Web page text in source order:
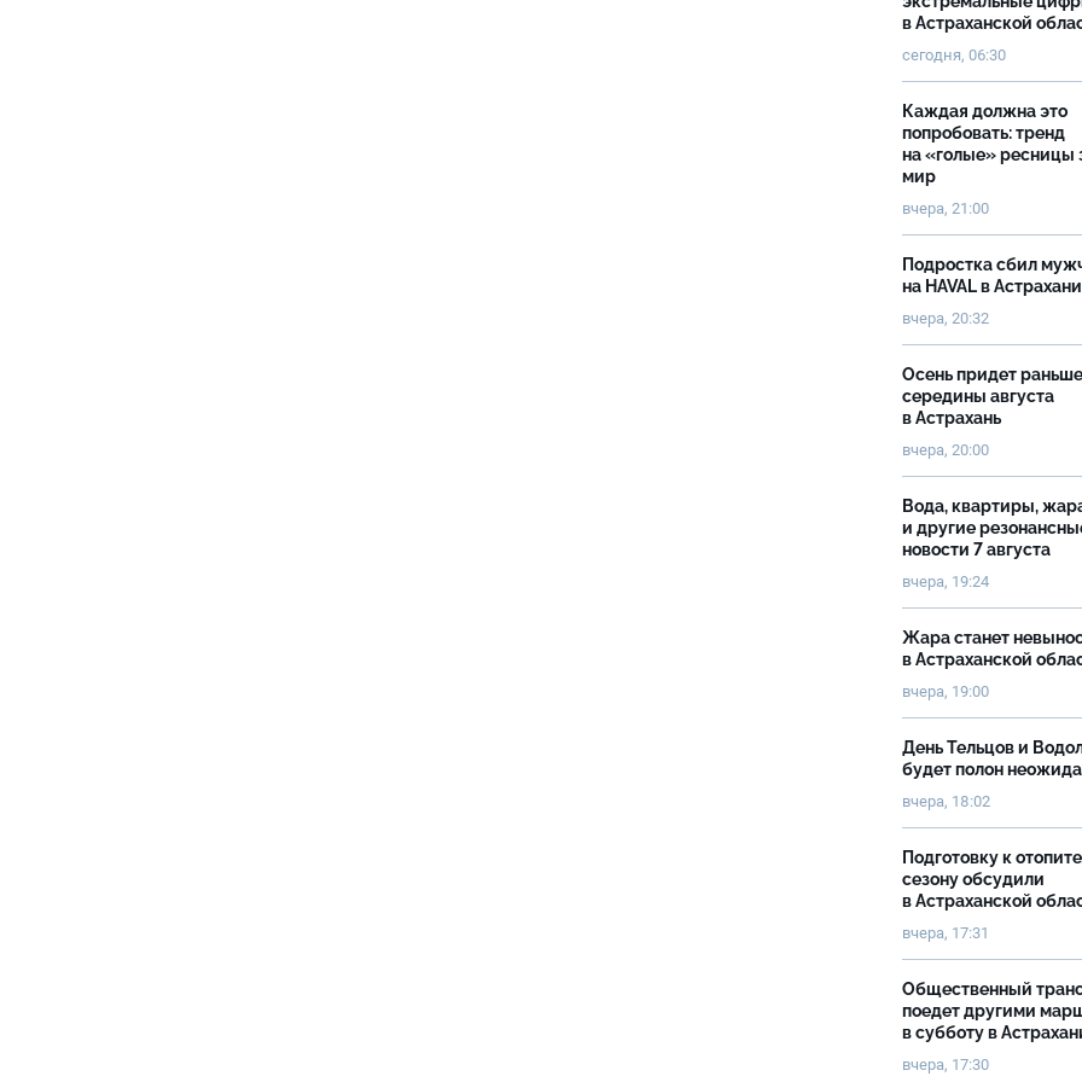
в Астраханской
сегодня, 06:30
Каждая должна это
попробовать: тренд
на «голые» ресницы
мир
вчера, 21:00
Подростка сбил
на HAVAL в Астрахани
вчера, 20:32
Осень придет раньше
середины августа
в Астрахань
вчера, 20:00
Вода, квартиры,
и другие
новости 7 августа
вчера, 19:24
Жара станет
в Астраханской
вчера, 19:00
День Тельцов и
будет полон
вчера, 18:02
Подготовку к
сезону обсудили
в Астраханской
вчера, 17:31
Общественный
поедет другими
в субботу в
вчера, 17:30